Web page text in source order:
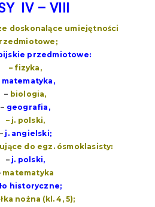
IV – VIII
doskonalące umiejętności
przedmiotowe:
– fizyka,
matematyka,
– biologia,
– geografia,
– j. polski,
– j. angielski;
do egz. ósmoklasisty:
– j. polski,
matematyka
historyczne;
nożna (kl. 4, 5);